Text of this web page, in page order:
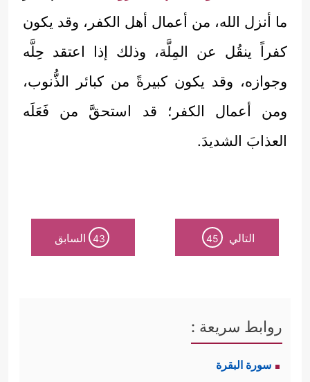
ما أنزل الله، من أعمال أهل الكفر، وقد يكون
كفراً ينقُل عن المِلَّة، وذلك إذا اعتقد حِلَّه
وجوازه، وقد يكون كبيرةً من كبائر الذُّنوب،
ومن أعمال الكفر؛ قد استحقَّ من فَعَلَه
العذابَ الشديدَ.
التالي 45
43 السابق
روابط سريعة :
سورة البقرة